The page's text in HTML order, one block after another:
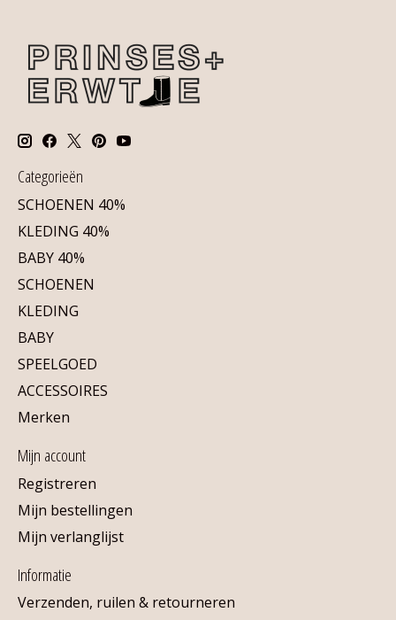
Categorieën
SCHOENEN 40%
KLEDING 40%
BABY 40%
SCHOENEN
KLEDING
BABY
SPEELGOED
ACCESSOIRES
Merken
Mijn account
Registreren
Mijn bestellingen
Mijn verlanglijst
Informatie
Verzenden, ruilen & retourneren